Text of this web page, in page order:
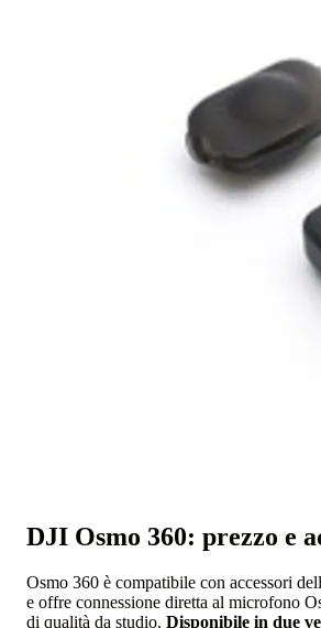
DJI Osmo 360: prezzo e
Osmo 360 è compatibile con accessori
e offre connessione diretta al microfono
di qualità da studio. Disponibile in due